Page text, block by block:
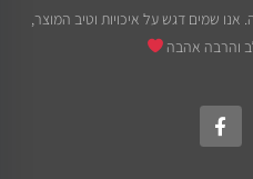
אנו שמים דגש על איכויות וטיב המוצר,
והרבה אהבה